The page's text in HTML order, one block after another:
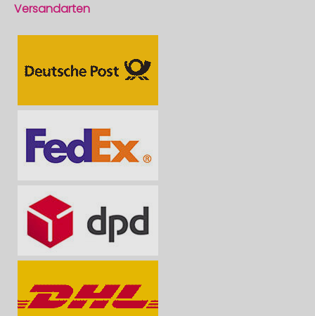
Versandarten